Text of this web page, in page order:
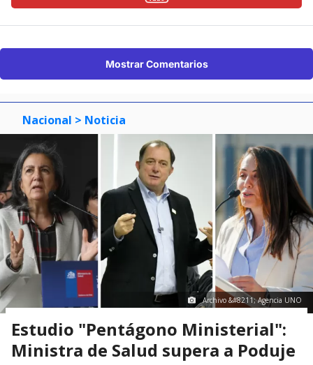
Mostrar Comentarios
Nacional > Noticia
Archivo &#8211; Agencia UNO
Estudio "Pentágono Ministerial":
Ministra de Salud supera a Poduje